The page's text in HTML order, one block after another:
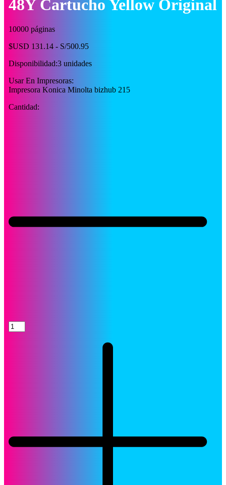
48Y Cartucho Yellow Original
10000 páginas
$USD 131.14 - S/500.95
Disponibilidad:3 unidades
Usar En Impresoras:
Impresora Konica Minolta bizhub 215
Cantidad:
Tóner
Konica